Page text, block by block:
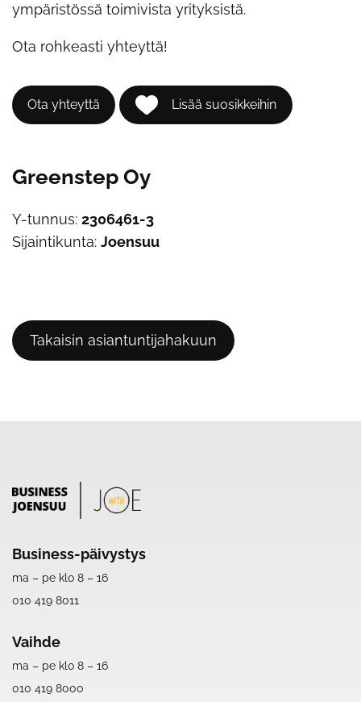
ympäristössä toimivista yrityksistä.
Ota rohkeasti yhteyttä!
Ota yhteyttä Lisää suosikkeihin
Greenstep Oy
Y-tunnus: 2306461-3
Sijaintikunta: Joensuu
Takaisin asiantuntijahakuun
Business-päivystys
ma – pe klo 8 – 16
010 419 8011
Vaihde
ma – pe klo 8 – 16
010 419 8000